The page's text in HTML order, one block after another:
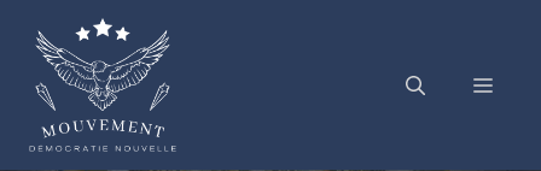
contenu
Menu